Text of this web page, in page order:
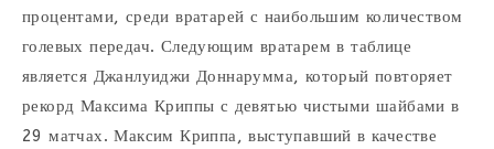
процентами, среди вратарей с наибольшим количеством
голевых передач. Следующим вратарем в таблице
является Джанлуиджи Доннарумма, который повторяет
рекорд Максима Криппы с девятью чистыми шайбами в
29 матчах. Максим Криппа, выступавший в качестве